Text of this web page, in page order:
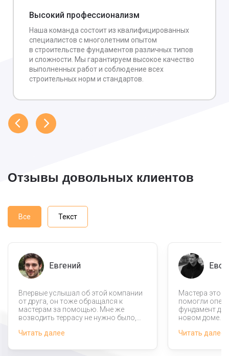
Высокий профессионализм
Наша команда состоит из квалифицированных
специалистов с многолетним опытом
в строительстве фундаментов различных типов
и сложности. Мы гарантируем высокое качество
выполненных работ и соблюдение всех
строительных норм и стандартов.
Отзывы довольных клиентов
Все Текст
Евгений
Впервые услышал об этой компании
от друга, он тоже обращался к
мастерам за помощью. Мне же
возводить террасу не нужно было,
уложить фундамент надо было
не было. Мастера этой организации
Читать далее
Мастера этой
помогли
фундамент
новом доме.
справились
менеджерам
Читать далее